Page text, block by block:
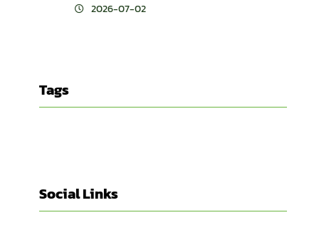
2026-07-02
Tags
Social Links